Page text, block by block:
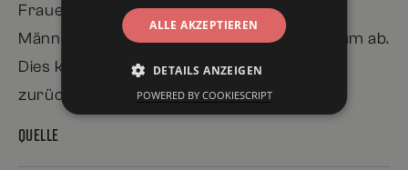
Frauen steigt sie kontinuierlich an, bei den
Männern nimmt sie aber im gleichen Zeit­raum ab.
Dies kann auf die Rauchgewohnheiten
zurückgeführt werden.
QUELLE
ALLE AKZEPTIEREN
DETAILS ANZEIGEN
POWERED BY COOKIESCRIPT